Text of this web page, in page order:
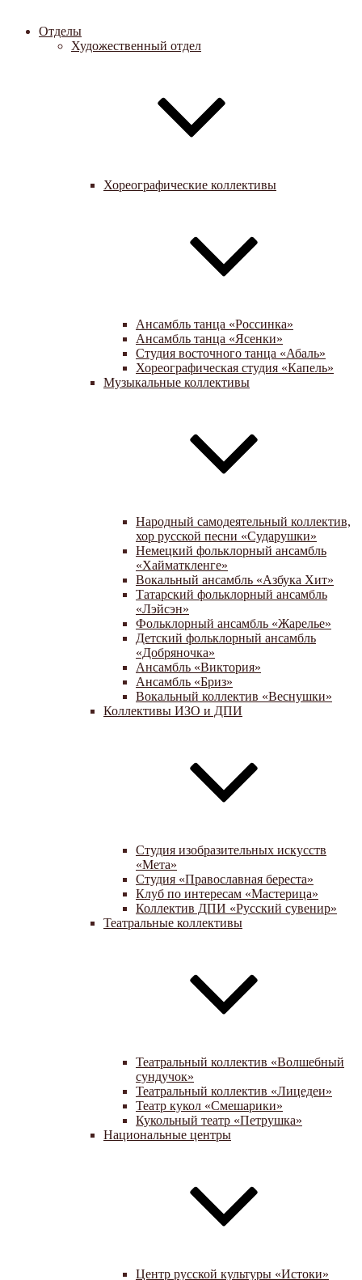
Отделы
Художественный отдел
Хореографические коллективы
Ансамбль танца «Россинка»
Ансамбль танца «Ясенки»
Студия восточного танца «Абаль»
Хореографическая студия «Капель»
Музыкальные коллективы
Народный самодеятельный коллектив,
хор русской песни «Сударушки»
Немецкий фольклорный ансамбль
«Хайматкленге»
Вокальный ансамбль «Азбука Хит»
Татарский фольклорный ансамбль
«Лэйсэн»
Фольклорный ансамбль «Жарелье»
Детский фольклорный ансамбль
«Добряночка»
Ансамбль «Виктория»
Ансамбль «Бриз»
Вокальный коллектив «Веснушки»
Коллективы ИЗО и ДПИ
Студия изобразительных искусств
«Мета»
Студия «Православная береста»
Клуб по интересам «Мастерица»
Коллектив ДПИ «Русский сувенир»
Театральные коллективы
Театральный коллектив «Волшебный
сундучок»
Театральный коллектив «Лицедеи»
Театр кукол «Смешарики»
Кукольный театр «Петрушка»
Национальные центры
Центр русской культуры «Истоки»